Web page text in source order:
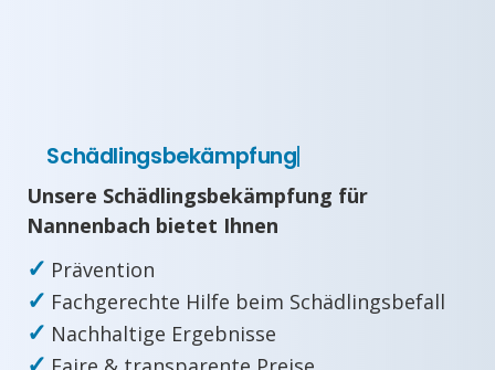
Schädlingsbekämpfung
Unsere Schädlingsbekämpfung für
Nannenbach bietet Ihnen
✓ Prävention
✓ Fachgerechte Hilfe beim Schädlingsbefall
✓ Nachhaltige Ergebnisse
✓